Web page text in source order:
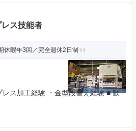
ス技能者
休暇年3回／完全週休2日制
ス加工経験 ・金型段替え経験 ■ 歓